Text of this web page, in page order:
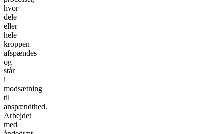
hvor
dele
eller
hele
kroppen
afspændes
og
står
i
modsætning
til
anspændthed.
Arbejdet
med